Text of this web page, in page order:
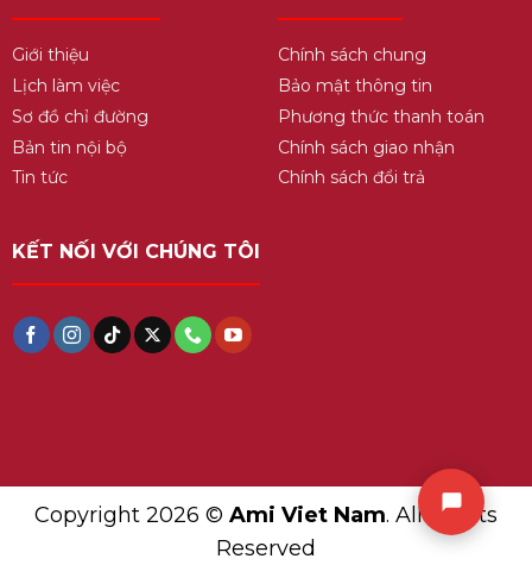
Giới thiệu
Lịch làm việc
Sơ đồ chỉ đường
Bản tin nội bộ
Tin tức
Chính sách chung
Bảo mật thông tin
Phương thức thanh toán
Chính sách giao nhận
Chính sách đổi trả
KẾT NỐI VỚI CHÚNG TÔI
Copyright 2026 © Ami Viet Nam. All Rights
Reserved